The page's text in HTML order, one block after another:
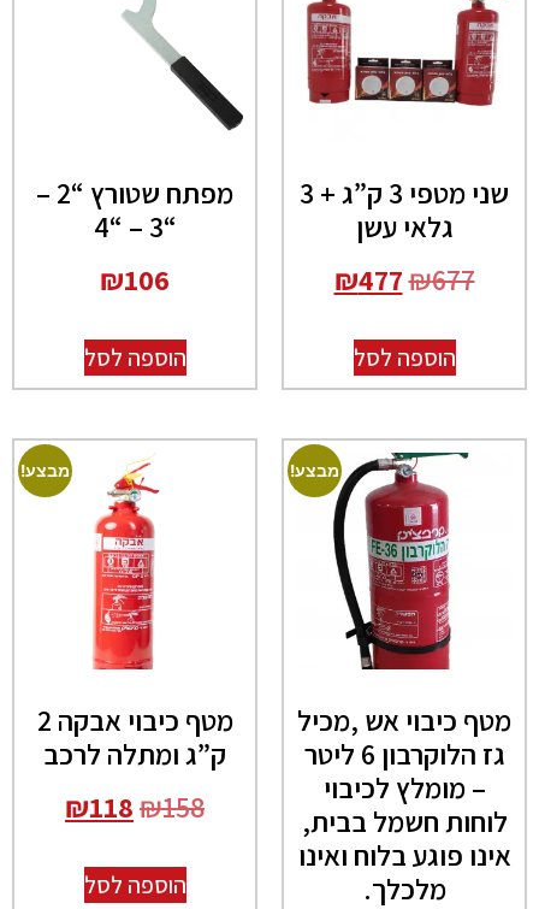
שני מטפי 3 ק”ג + 3
גלאי עשן
₪677
₪477
הוספה לסל
מפתח שטורץ “2 –
“3 – “4
₪106
הוספה לסל
מבצע!
מטף כיבוי אש ,מכיל
גז הלוקרבון 6 ליטר
– מומלץ לכיבוי
לוחות חשמל בבית,
אינו פוגע בלוח ואינו
מלכלך.
מבצע!
מטף כיבוי אבקה 2
ק”ג ומתלה לרכב
₪158
₪118
הוספה לסל